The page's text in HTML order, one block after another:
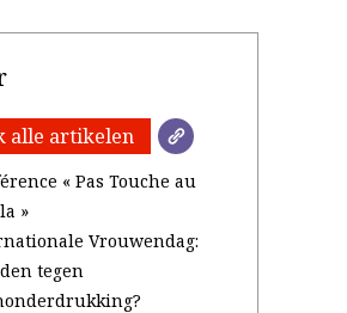
alle artikelen
« Pas Touche au
»
Vrouwendag:
tegen